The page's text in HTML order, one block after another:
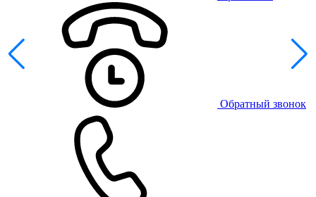
Обратный звонок